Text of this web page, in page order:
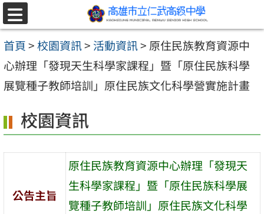
跳至主要內容區
選
單
首頁>校園資訊> 活動資訊> 原住民族教育資源中
心辦理「發現天生科學家課程」暨「原住民族科學
展覽種子教師培訓」原住民族文化科學營實施計畫
校園資訊
公告主旨
原住民族教育資源中心辦理「發現天
生科學家課程」暨「原住民族科學展
覽種子教師培訓」原住民族文化科學